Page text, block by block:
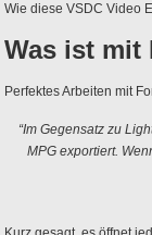
Wie diese VSDC Video
Was ist mit
Perfektes Arbeiten mit
“Im Gegensatz zu
MPG exportiert.